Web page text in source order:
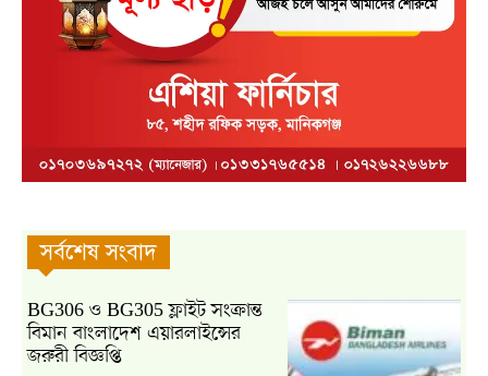
সর্বশেষ সংবাদ
BG306 ও BG305 ফ্লাইট সংক্রান্ত
বিমান বাংলাদেশ এয়ারলাইন্সের
জরুরী বিজ্ঞপ্তি